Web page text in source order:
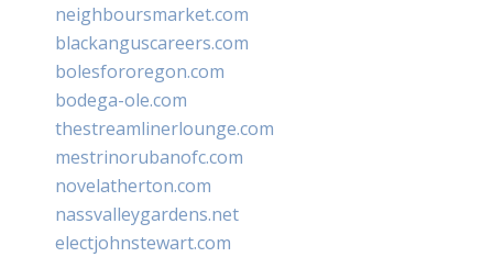
neighboursmarket.com
blackanguscareers.com
bolesfororegon.com
bodega-ole.com
thestreamlinerlounge.com
mestrinorubanofc.com
novelatherton.com
nassvalleygardens.net
electjohnstewart.com